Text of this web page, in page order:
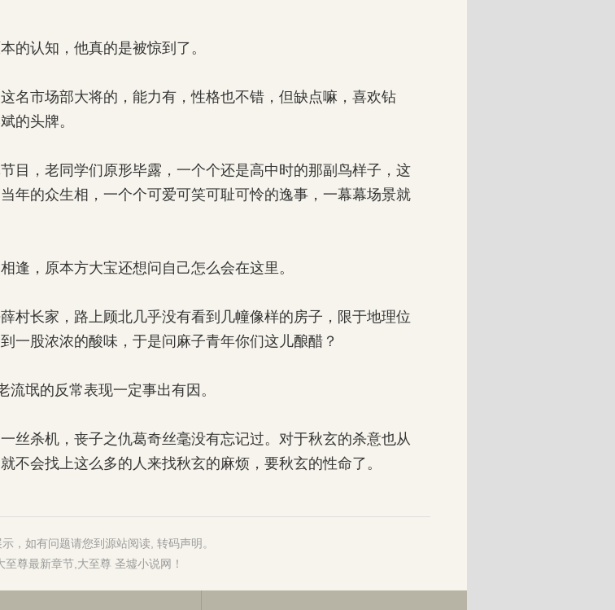
认知，他真的是被惊到了。
市场部大将的，能力有，性格也不错，但缺点嘛，喜欢钻
的头牌。
，老同学们原形毕露，一个个还是高中时的那副鸟样子，这
年的众生相，一个个可爱可笑可耻可怜的逸事，一幕幕场景就
，原本方大宝还想问自己怎么会在这里。
长家，路上顾北几乎没有看到几幢像样的房子，限于地理位
一股浓浓的酸味，于是问麻子青年你们这儿酿醋？
氓的反常表现一定事出有因。
杀机，丧子之仇葛奇丝毫没有忘记过。对于秋玄的杀意也从
不会找上这么多的人来找秋玄的麻烦，要秋玄的性命了。
，如有问题请您到源站阅读, 转码声明 。
至尊最新章节 大至尊 圣墟小说网 ！